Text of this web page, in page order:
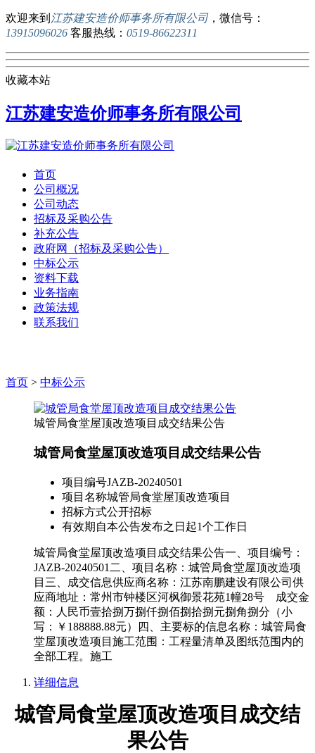
欢迎来到 江苏建安造价师事务所有限公司，微信号：
13915096026 客服热线： 0519-86622311
收藏本站
江苏建安造价师事务所有限公司
首页
公司概况
公司动态
招标及采购公告
补充公告
政府网（招标及采购公告）
中标公示
资料下载
业务指南
政策法规
联系我们
首页 > 中标公示
城管局食堂屋顶改造项目成交结果公告
城管局食堂屋顶改造项目成交结果公告
项目编号JAZB-20240501
项目名称城管局食堂屋顶改造项目
招标方式公开招标
有效期 自本公告发布之日起1个工作日
城管局食堂屋顶改造项目成交结果公告一、项目编号：
JAZB-20240501二、项目名称：城管局食堂屋顶改造项
目三、成交信息供应商名称：江苏南鹏建设有限公司供
应商地址：常州市钟楼区河枫御景花苑1幢28号 成交金
额：人民币壹拾捌万捌仟捌佰捌拾捌元捌角捌分（小
写：￥188888.88元）四、主要标的信息名称：城管局食
堂屋顶改造项目施工范围：工程量清单及图纸范围内的
全部工程。施工
详细信息
城管局食堂屋顶改造项目 成交结
果公告